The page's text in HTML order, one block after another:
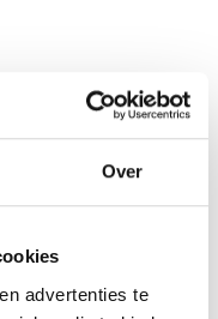
Over
advertenties te